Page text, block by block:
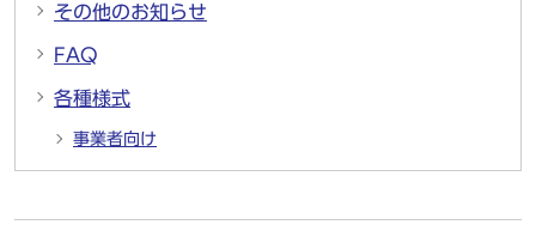
その他のお知らせ
FAQ
各種様式
事業者向け